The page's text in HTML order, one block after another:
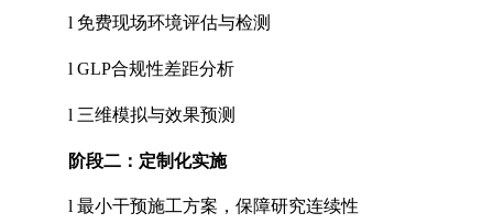
l 免费现场环境评估与检测
l GLP合规性差距分析
l 三维模拟与效果预测
阶段二：定制化实施
l 最小干预施工方案，保障研究连续性